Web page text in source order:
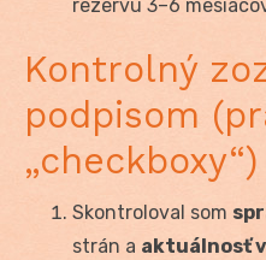
rezervu 3–6
Kontrolný
podpisom
„checkboxy“)
Skontroloval som
strán a aktuálnosť